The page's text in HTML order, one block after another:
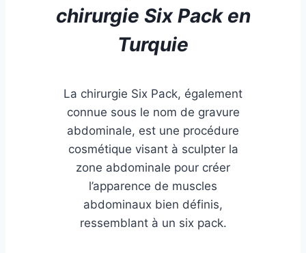
chirurgie Six Packen
Turquie
La chirurgie Six Pack, également
connue sous le nom de gravure
abdominale, est une procédure
cosmétique visant à sculpter la
zone abdominale pour créer
l’apparence de muscles
abdominaux bien définis,
ressemblant à un six pack.